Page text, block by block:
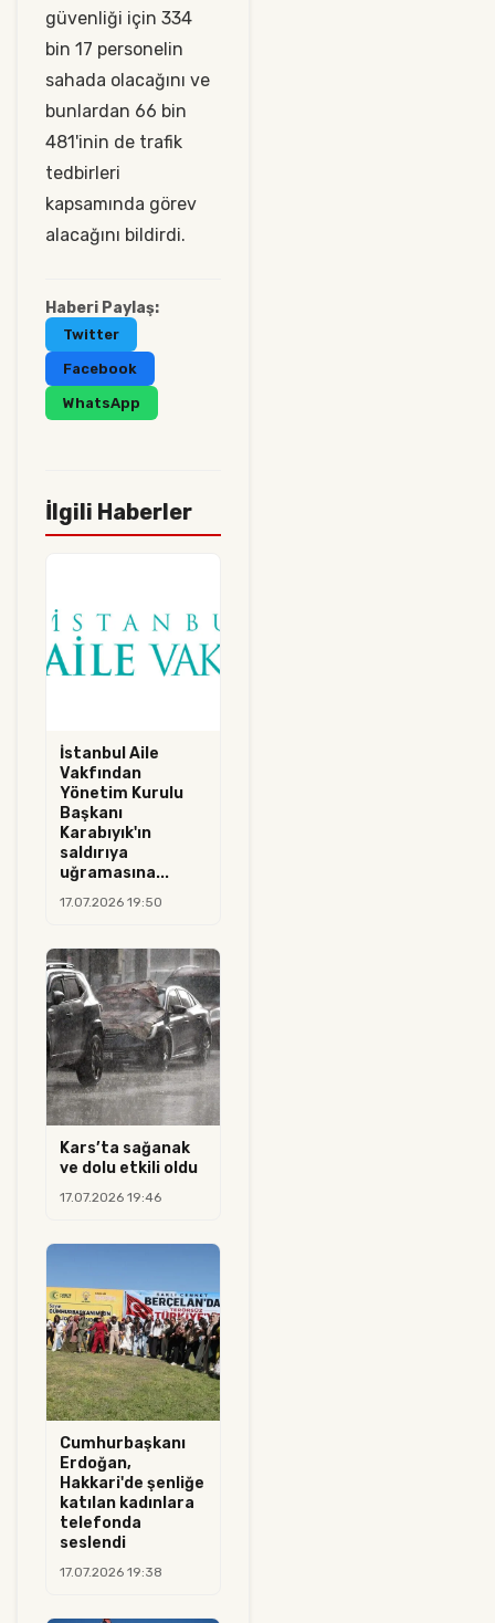
güvenliği için 334
bin 17 personelin
sahada olacağını ve
bunlardan 66 bin
481'inin de trafik
tedbirleri
kapsamında görev
alacağını bildirdi.
Haberi Paylaş:
Twitter
Facebook
WhatsApp
İlgili Haberler
İstanbul Aile
Vakfından
Yönetim Kurulu
Başkanı
Karabıyık'ın
saldırıya
uğramasına...
17.07.2026 19:50
Kars’ta sağanak
ve dolu etkili oldu
17.07.2026 19:46
Cumhurbaşkanı
Erdoğan,
Hakkari'de şenliğe
katılan kadınlara
telefonda
seslendi
17.07.2026 19:38